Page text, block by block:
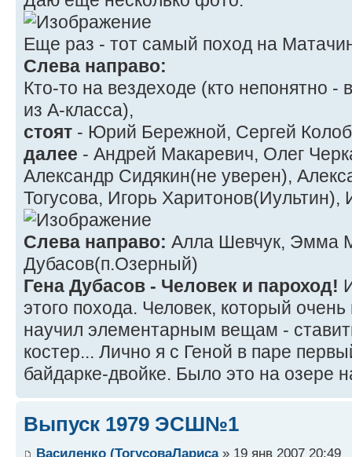
Еще раз - тот самый поход на
Слева направо:
Кто-то на вездеходе (кто непонятно -
из А-класса),
стоят - Юрий Бережной, Сергей
далее - Андрей Макаревич, Олег
Александр Сидякин(не уверен),
Тогусова, Игорь Харитонов(Иультин),
Слева направо: Алла Шевчук, Эмма
Дубасов(п.Озерный)
Гена Дубасов - Человек и пароход!
этого похода. Человек, который
научил элементарным вещам -
костер... Лично я с Геной в паре
байдарке-двойке. Было это на озере
Выпуск 1979 ЭСШ№1
Василенко (ТогусоваЛариса» 19 янв 2007 20:49